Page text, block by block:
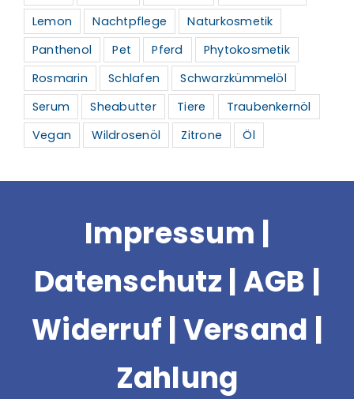
Lemon
Nachtpflege
Naturkosmetik
Panthenol
Pet Pferd
Phytokosmetik
Rosmarin
Schlafen
Schwarzkümmelöl
Serum
Sheabutter Tiere
Traubenkernöl
Vegan
Wildrosenöl Zitrone Öl
Impressum |
Datenschutz |AGB |
Widerruf |Versand |
Zahlung